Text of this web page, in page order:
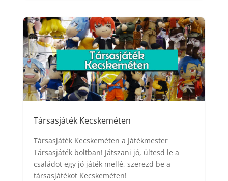
Társasjáték Kecskeméten
Társasjáték Kecskeméten a Játékmester
Társasjáték boltban! Játszani jó, ültesd le a
családot egy jó játék mellé, szerezd be a
társasjátékot Kecskeméten!